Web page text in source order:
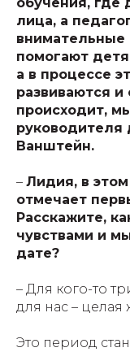
лица, а
внимательные
помогают
а в процессе
развиваются и
происходит,
руководителя
Ванштейн.
– Лидия, в
отмечает
Расскажите,
чувствами и
дате?
– Для кого-то
для нас – целая
Это период